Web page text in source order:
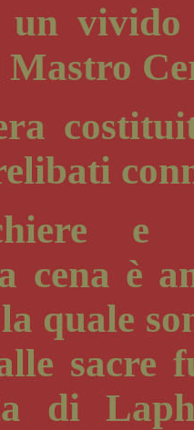
un
e
cena è
quale
sacre
di